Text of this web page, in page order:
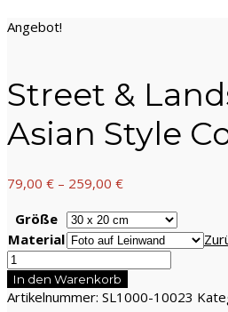
Angebot!
Street &
Asian Style
79,00 € – 259,00 €
Größe
Material
Street
&
Landscape,
In den Warenkorb
Artikelnummer: SL1000-10023